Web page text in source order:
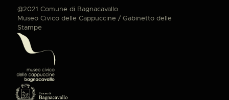
@2021 Comune di Bagnacavallo
Museo Civico delle Cappuccine / Gabinetto delle
Stampe